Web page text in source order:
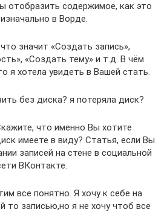
отобразить содержимое, как это
в Ворде.
значит «Создать запись»,
«Создать тему» и т.д. В чём
я хотела увидеть в Вашей стать.
без диска? я потеряла диск?
что именно Вы хотите
имеете в виду? Статья, если Вы
записей на стене в социальной
ВКонтакте.
все понятно. Я хочу к себе на
то записью,но я не хочу чтоб все